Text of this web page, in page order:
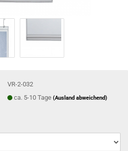
VR-2-032
ca. 5-10 Tage(Ausland abweichend)